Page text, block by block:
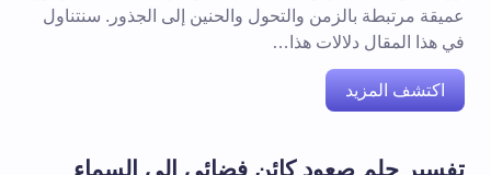
عميقة مرتبطة بالزمن والتحول والحنين إلى الجذور. سنتناول
في هذا المقال دلالات هذا…
اكتشف المزيد
تفسير حلم صعود كائن فضائي إلى السماء